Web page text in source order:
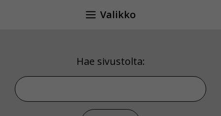
Valikko
Hae sivustolta:
Hae sivustolta